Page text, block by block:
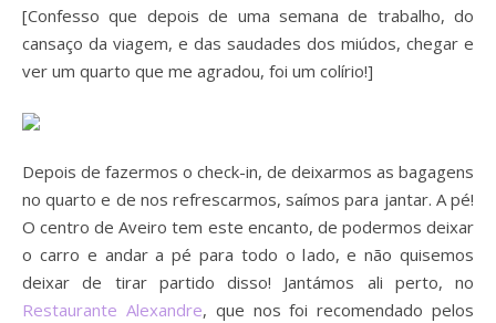
[Confesso que depois de uma semana de trabalho, do
cansaço da viagem, e das saudades dos miúdos, chegar e
ver um quarto que me agradou, foi um colírio!]
Depois de fazermos o check-in, de deixarmos as bagagens
no quarto e de nos refrescarmos, saímos para jantar. A pé!
O centro de Aveiro tem este encanto, de podermos deixar
o carro e andar a pé para todo o lado, e não quisemos
deixar de tirar partido disso! Jantámos ali perto, no
Restaurante Alexandre, que nos foi recomendado pelos